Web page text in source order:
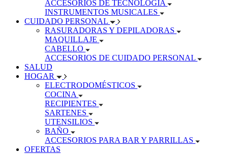
ACCESORIOS DE TECNOLOGÍA
INSTRUMENTOS MUSICALES
CUIDADO PERSONAL
RASURADORAS Y DEPILADORAS
MAQUILLAJE
CABELLO
ACCESORIOS DE CUIDADO PERSONAL
SALUD
HOGAR
ELECTRODOMÉSTICOS
COCINA
RECIPIENTES
SARTENES
UTENSILIOS
BAÑO
ACCESORIOS PARA BAR Y PARRILLAS
OFERTAS